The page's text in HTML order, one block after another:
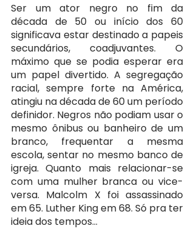
Ser um ator negro no fim da
década de 50 ou início dos 60
significava estar destinado a papeis
secundários, coadjuvantes. O
máximo que se podia esperar era
um papel divertido. A segregação
racial, sempre forte na América,
atingiu na década de 60 um período
definidor. Negros não podiam usar o
mesmo ônibus ou banheiro de um
branco, frequentar a mesma
escola, sentar no mesmo banco de
igreja. Quanto mais relacionar-se
com uma mulher branca ou vice-
versa. Malcolm X foi assassinado
em 65. Luther King em 68. Só pra ter
ideia dos tempos…